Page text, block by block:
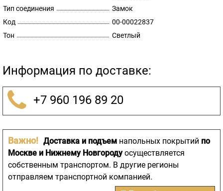
Тип соединения
Замок
Код
00-00022837
Тон
Светлый
Информация по доставке:
+7 960 196 89 20
Важно! Доставка и подъем напольных покрытий по
Москве и Нижнему Новгородуосуществляется
собственным транспортом. В другие регионы
отправляем транспортной компанией.